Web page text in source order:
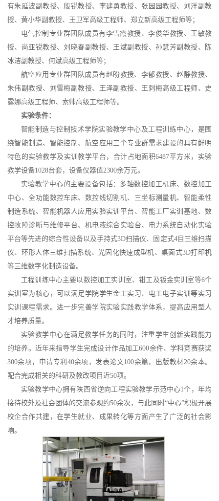
有朱延波副教授、殷锐教授、李建勇教授、 张园园教授、 刘洋副教
授、黄小华副教授、 王卫军高级工程师、 郑立新高级工程师等；
电气控制 专业群团队成员有李雪霞教授、李俊华教授、王敏教
授、尚亚锐教授、刘晓春副教授、 王斌副教授、孙慧芳副教授、陈
冰洁副教授、何斌高级工程师等；
航空应用 专业群团队成员有赵盼教授、 李郁教授、赵静教授、
朱伟副教授、刘雪梅副教授、 王泽副教授、 王刺梅高级工程师、 史
露娜高级工程师、索帅高级工程师等。
实验条件：
智能制造与控制技术学院实验教学中心及工程训练中心，是围
绕智能制造、智能控制、航空应用三个专业群需求建设的具有鲜明
特色的实验教学及实训教学平台，合计占地面积6487平方米，实验
教学设备1028台套，设备仪器值2300余万元。
实验教学中心的主要设备包括：多轴数控加工机床、数控加工
中心、全功能数控车床、数控线切割机、三坐标测量机、智能柔性
制造系统、智能机器人应用实验实训平台、智能工厂实训基地、数
控故障诊断与维修平台、机电液综合实验台、电力系统自动化实验
平台等先进的综合性设备以及手持式3D扫描仪、固定式4目三维扫描
仪、环形人体三维扫描系统、光固化快速成型机、桌面式3D打印机
等三维数字化制造设备。
工程训练中心主要以数控加工实训室、钳工及钣金实训室等6个
实训室为核心，可以满足学院学生金工实习、电工电子实训等实习
实训课程需求。进一步完善学院实验实践教学体系，提高应用型人
才培养质量。
实验教学中心在满足教学任务的同时，注重学生创新实践能力
的培养。近年来指导学生完成设计作品加工600余件、学科竞赛获奖
300余项，申请专利40余项，发表论文100余篇，出版教材20余本。
配合完成相关的科研及教改项目近50项。
实验教学中心拥有陕西省逆向工程实验教学示范中心1个，年均
接待校外及社会团体的交流参观约50余次，与此同时“中心”积极开展
校企合作共建，在学生就业、成果转化等方面产生了广泛的社会影
响。